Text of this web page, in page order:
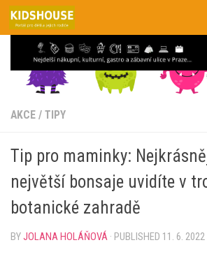
Skip to content
AKCE / TIPY
Tip pro maminky:
největší bonsaje uvidíte v
botanické zahradě
BYJOLANA HOLÁŇOVÁ · PUBLISHED 11. 6. 2022